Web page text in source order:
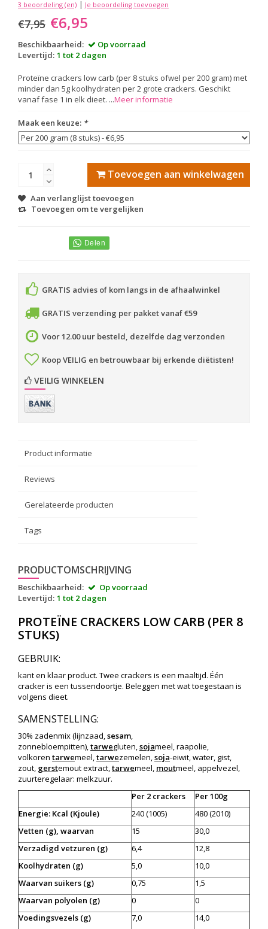
3 beoordeling (en) | Je beoordeling toevoegen
€7,95 €6,95
Beschikbaarheid:
Op voorraad
Levertijd: 1 tot 2 dagen
Proteïne crackers low carb (per 8 stuks ofwel per 200 gram) met
minder dan 5g koolhydraten per 2 grote crackers. Geschikt
vanaf fase 1 in elk dieet. ...Meer informatie
Maak een keuze: *
Toevoegen aan winkelwagen
Aan verlanglijst toevoegen
Toevoegen om te vergelijken
GRATIS advies of kom langs in de afhaalwinkel
GRATIS verzending per pakket vanaf €59
Voor 12.00 uur besteld, dezelfde dag verzonden
Koop VEILIG en betrouwbaar bij erkende diëtisten!
VEILIG WINKELEN
Product informatie
Reviews
Gerelateerde producten
Tags
PRODUCTOMSCHRIJVING
Beschikbaarheid:
Op voorraad
Levertijd: 1 tot 2 dagen
PROTEÏNE CRACKERS LOW CARB (PER 8
STUKS)
GEBRUIK:
kant en klaar product. Twee crackers is een maaltijd. Één
cracker is een tussendoortje. Beleggen met wat toegestaan is
volgens dieet.
SAMENSTELLING:
30% zadenmix (lijnzaad,sesam,
zonnebloempitten),tarwegluten,sojameel, raapolie,
volkoren tarwemeel,tarwezemelen,soja-eiwit, water, gist,
zout, gerstemout extract,tarwemeel, moutmeel, appelvezel,
zuurteregelaar: melkzuur.
Per 2 crackers
Per 100g
Energie: Kcal (Kjoule)
240 (1005)
480 (2010)
Vetten (g), waarvan
15
30,0
Verzadigd vetzuren (g)
6,4
12,8
Koolhydraten (g)
5,0
10,0
Waarvan suikers (g)
0,75
1,5
Waarvan polyolen (g)
0
0
Voedingsvezels (g)
7,0 14,0